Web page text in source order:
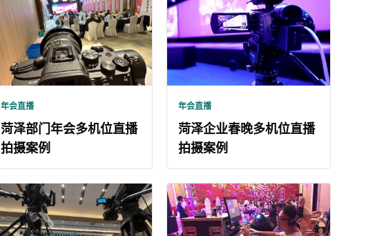
年会直播
菏泽部门年会多机位直播
拍摄案例
年会直播
菏泽企业春晚多机位直播
拍摄案例